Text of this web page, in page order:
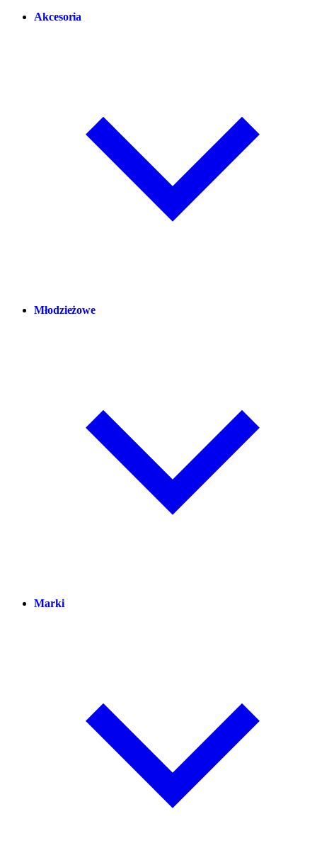
Akcesoria
Młodzieżowe
Marki